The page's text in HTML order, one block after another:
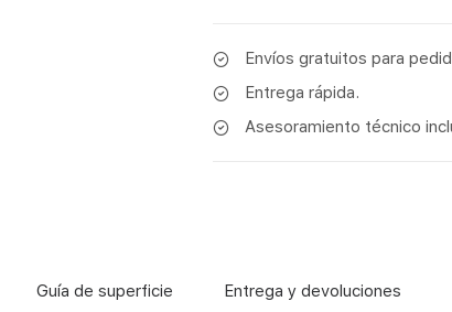
Envíos gratuitos para
Entrega rápida.
Asesoramiento técnico
Guía de superficie Entrega y devoluciones